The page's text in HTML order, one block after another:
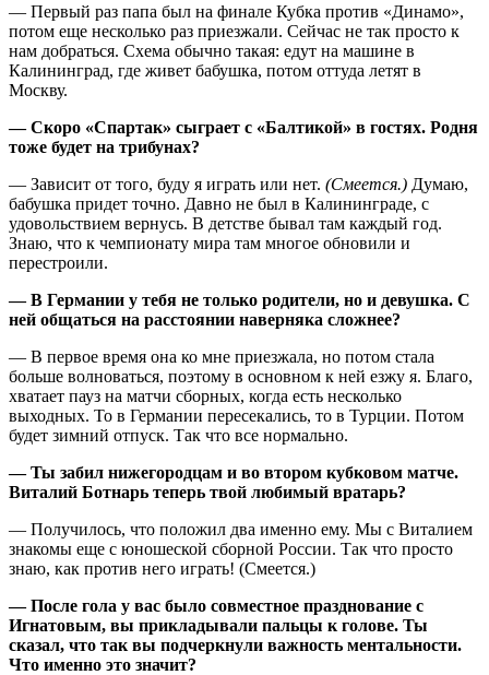
— Первый раз папа был на финале Кубка против «Динамо»,
потом еще несколько раз приезжали. Сейчас не так просто к
нам добраться. Схема обычно такая: едут на машине в
Калининград, где живет бабушка, потом оттуда летят в
Москву.
— Скоро «Спартак» сыграет с «Балтикой» в гостях. Родня
тоже будет на трибунах?
— Зависит от того, буду я играть или нет. (Смеется.) Думаю,
бабушка придет точно. Давно не был в Калининграде, с
удовольствием вернусь. В детстве бывал там каждый год.
Знаю, что к чемпионату мира там многое обновили и
перестроили.
— В Германии у тебя не только родители, но и девушка. С
ней общаться на расстоянии наверняка сложнее?
— В первое время она ко мне приезжала, но потом стала
больше волноваться, поэтому в основном к ней езжу я. Благо,
хватает пауз на матчи сборных, когда есть несколько
выходных. То в Германии пересекались, то в Турции. Потом
будет зимний отпуск. Так что все нормально.
— Ты забил нижегородцам и во втором кубковом матче.
Виталий Ботнарь теперь твой любимый вратарь?
— Получилось, что положил два именно ему. Мы с Виталием
знакомы еще с юношеской сборной России. Так что просто
знаю, как против него играть! (Смеется.)
— После гола у вас было совместное празднование с
Игнатовым, вы прикладывали пальцы к голове. Ты
сказал, что так вы подчеркнули важность ментальности.
Что именно это значит?